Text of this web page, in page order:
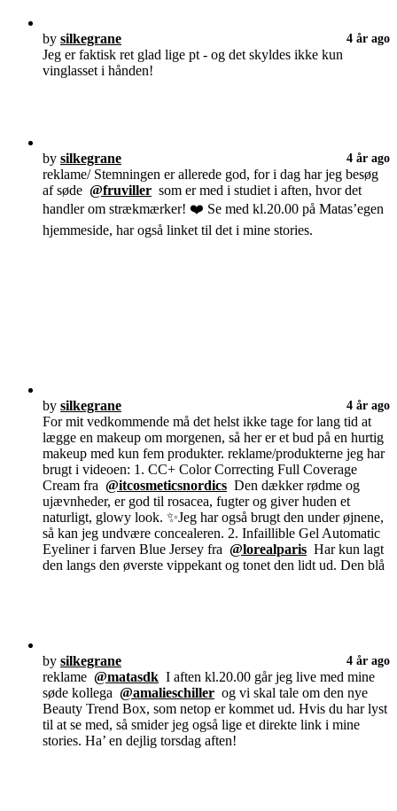
by silkegrane 4 år ago
Jeg er faktisk ret glad lige pt - og det skyldes ikke kun
vinglasset i hånden!
by silkegrane 4 år ago
reklame/ Stemningen er allerede god, for i dag har jeg besøg
af søde @fruviller som er med i studiet i aften, hvor det
handler om strækmærker! ❤️ Se med kl.20.00 på Matas’egen
hjemmeside, har også linket til det i mine stories.
by silkegrane 4 år ago
For mit vedkommende må det helst ikke tage for lang tid at
lægge en makeup om morgenen, så her er et bud på en hurtig
makeup med kun fem produkter. reklame/produkterne jeg har
brugt i videoen: 1. CC+ Color Correcting Full Coverage
Cream fra @itcosmeticsnordics Den dækker rødme og
ujævnheder, er god til rosacea, fugter og giver huden et
naturligt, glowy look. ✨Jeg har også brugt den under øjnene,
så kan jeg undvære concealeren. 2. Infaillible Gel Automatic
Eyeliner i farven Blue Jersey fra @lorealparis Har kun lagt
den langs den øverste vippekant og tonet den lidt ud. Den blå
by silkegrane 4 år ago
reklame @matasdk I aften kl.20.00 går jeg live med mine
søde kollega @amalieschiller og vi skal tale om den nye
Beauty Trend Box, som netop er kommet ud. Hvis du har lyst
til at se med, så smider jeg også lige et direkte link i mine
stories. Ha’ en dejlig torsdag aften!